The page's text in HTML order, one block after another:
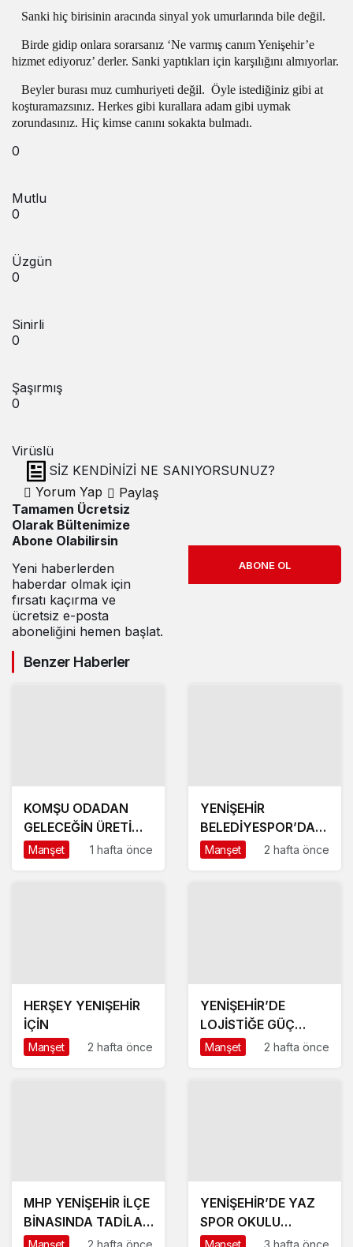
Sanki hiç birisinin aracında sinyal yok umurlarında bile değil.
Birde gidip onlara sorarsanız ‘Ne varmış canım Yenişehir’e
hizmet ediyoruz’ derler. Sanki yaptıkları için karşılığını almıyorlar.
Beyler burası muz cumhuriyeti değil. Öyle istediğiniz gibi at
koşturamazsınız. Herkes gibi kurallara adam gibi uymak
zorundasınız. Hiç kimse canını sokakta bulmadı.
0
Mutlu
0
Üzgün
0
Sinirli
0
Şaşırmış
0
Virüslü
SİZ KENDİNİZİ NE SANIYORSUNUZ?
Yorum Yap
Paylaş
Tamamen Ücretsiz
Olarak Bültenimize
Abone Olabilirsin
Yeni haberlerden
haberdar olmak için
fırsatı kaçırma ve
ücretsiz e-posta
aboneliğini hemen başlat.
ABONE OL
Benzer Haberler
KOMŞU ODADAN
GELECEĞİN ÜRETİM
ÜSSÜ YESAN’A
Manşet 1 hafta önce
YENİŞEHİR
BELEDİYESPOR’DA
GÜÇLÜ YÖNETİM,
Manşet 2 hafta önce
HERŞEY YENIŞEHİR
İÇİN
Manşet 2 hafta önce
YENİŞEHİR’DE
LOJİSTİĞE GÜÇ
KATACAK ADIM
Manşet 2 hafta önce
MHP YENİŞEHİR İLÇE
BİNASINDA TADİLAT
BAŞLADI
YENİŞEHİR’DE YAZ
SPOR OKULU
HEYECANI BAŞLADI